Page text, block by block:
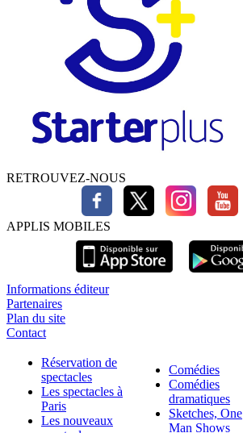
RETROUVEZ-NOUS
APPLIS MOBILES
Informations éditeur
Partenaires
Plan du site
Contact
Réservation de
spectacles
Les spectacles à
Paris
Les nouveaux
Comédies
Comédies
dramatiques
Sketches, One
Man Shows